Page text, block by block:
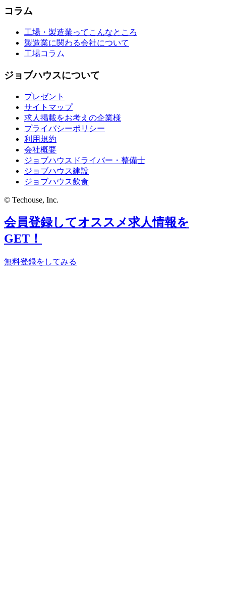
コラム
工場・製造業ってこんなところ
製造業に関わる会社について
工場コラム
ジョブハウスについて
プレゼント
サイトマップ
求人掲載をお考えの企業様
プライバシーポリシー
利用規約
会社概要
ジョブハウスドライバー・整備士
ジョブハウス建設
ジョブハウス飲食
© Techouse, Inc.
会員登録してオススメ求人情報を
GET！
無料登録をしてみる